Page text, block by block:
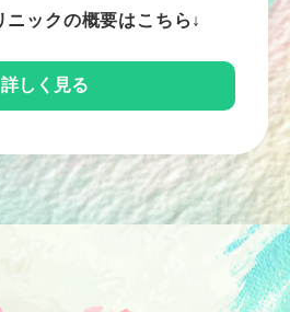
ニックの概要はこちら↓
詳しく見る